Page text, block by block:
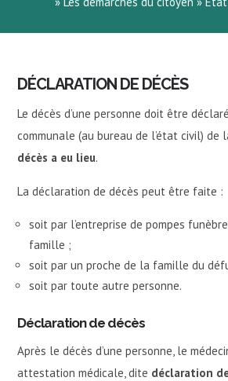
DÉCLARATION DE DÉCÈS
Le décès d’une personne doit être
communale (au bureau de l’état civil) de
décès a eu lieu.
La déclaration de décès peut être faite :
soit par l’entreprise de pompes
famille ;
soit par un proche de la famille du
soit par toute autre personne.
Déclaration de décès
Après le décès d’une personne, le
attestation médicale, dite déclaration